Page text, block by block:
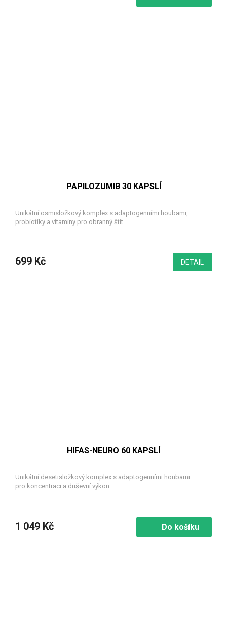
PAPILOZUMIB 30 KAPSLÍ
Unikátní osmisložkový komplex s adaptogenními houbami,
probiotiky a vitaminy pro obranný štít.
699 Kč DETAIL
HIFAS-NEURO 60 KAPSLÍ
Unikátní desetisložkový komplex s adaptogenními houbami
pro koncentraci a duševní výkon
1 049 Kč Do košíku